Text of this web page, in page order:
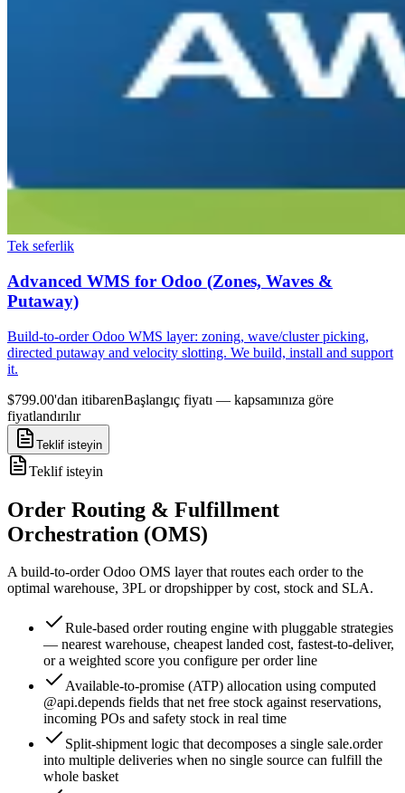
Tek seferlik
Advanced WMS for Odoo (Zones, Waves &
Putaway)
Build-to-order Odoo WMS layer: zoning, wave/cluster picking,
directed putaway and velocity slotting. We build, install and support
it.
$799.00'dan itibarenBaşlangıç fiyatı — kapsamınıza göre
fiyatlandırılır
Teklif isteyin
Teklif isteyin
Order Routing & Fulfillment
Orchestration (OMS)
A build-to-order Odoo OMS layer that routes each order to the
optimal warehouse, 3PL or dropshipper by cost, stock and SLA.
Rule-based order routing engine with pluggable strategies
— nearest warehouse, cheapest landed cost, fastest-to-deliver,
or a weighted score you configure per order line
Available-to-promise (ATP) allocation using computed
@api.depends fields that net free stock against reservations,
incoming POs and safety stock in real time
Split-shipment logic that decomposes a single sale.order
into multiple deliveries when no single source can fulfill the
whole basket